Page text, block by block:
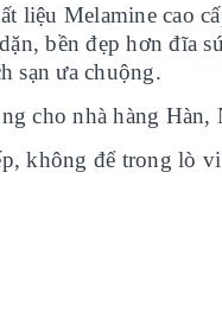
liệu Melamine cao
bền đẹp hơn đĩa
sạn ưa chuộng.
cho nhà hàng
không để trong lò